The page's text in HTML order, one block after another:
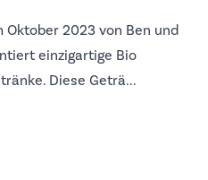
2023 von Ben und
einzigartige Bio
Diese Geträ...